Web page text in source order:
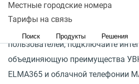
Местные городские номера
Тарифы на связь
Поиск Продукты Решения
пользователей, подключайте
объединяющую преимущества
ELMA365 и облачной телефонии